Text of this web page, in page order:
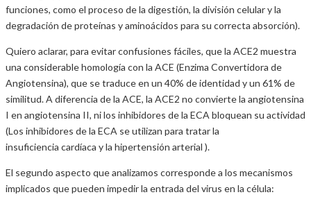
funciones, como el proceso de la digestión, la división celular y la
degradación de proteínas y aminoácidos para su correcta absorción).
Quiero aclarar, para evitar confusiones fáciles, que la ACE2 muestra
una considerable homología con la ACE (Enzima Convertidora de
Angiotensina), que se traduce en un 40% de identidad y un 61% de
similitud. A diferencia de la ACE, la ACE2 no convierte la angiotensina
I en angiotensina II, ni los inhibidores de la ECA bloquean su actividad
(Los inhibidores de la ECA se utilizan para tratar la
insuficiencia cardíaca y la hipertensión arterial ).
El segundo aspecto que analizamos corresponde a los mecanismos
implicados que pueden impedir la entrada del virus en la célula: